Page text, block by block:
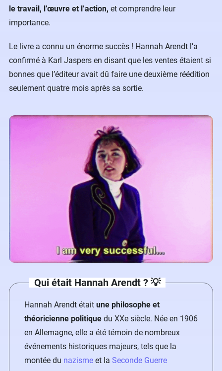
le travail, l’œuvre et l’action, et comprendre leur
importance.
Le livre a connu un énorme succès ! Hannah Arendt l’a
confirmé à Karl Jaspers en disant que les ventes étaient si
bonnes que l’éditeur avait dû faire une deuxième réédition
seulement quatre mois après sa sortie.
Qui était Hannah Arendt ? 💡
Hannah Arendt était une philosophe et
théoricienne politique du XXe siècle. Née en 1906
en Allemagne, elle a été témoin de nombreux
événements historiques majeurs, tels que la
montée du nazisme et la Seconde Guerre